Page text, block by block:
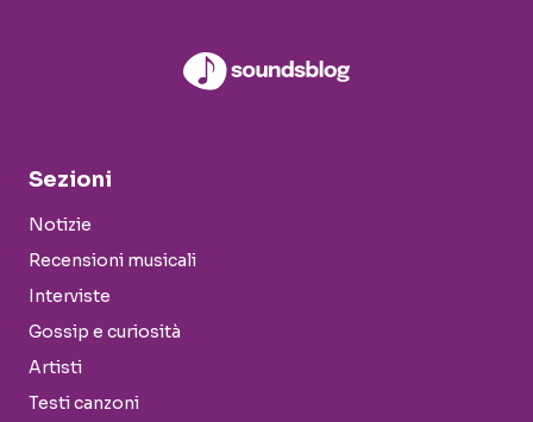
Sezioni
Notizie
Recensioni musicali
Interviste
Gossip e curiosità
Artisti
Testi canzoni